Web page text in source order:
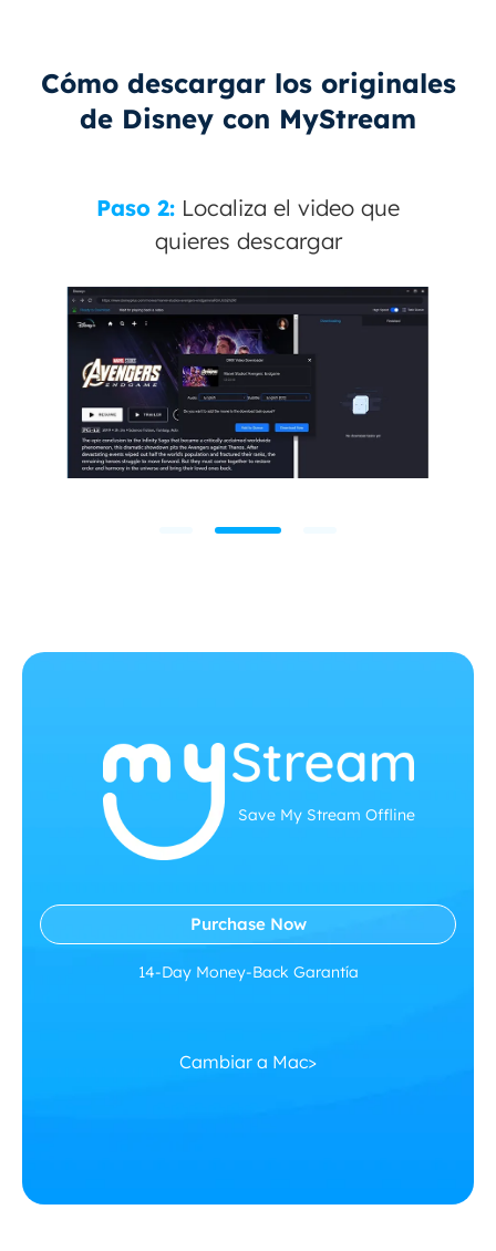
Cómo descargar los originales
de Disney con MyStream
Paso 2: Localiza el video que
quieres descargar
Save My Stream Offline
Purchase Now
14-Day Money-Back Garantía
Cambiar a Mac>